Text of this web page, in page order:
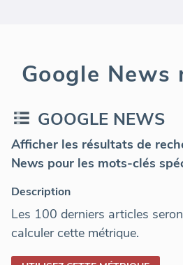
Google News
GOOGLE NEWS
Afficher les résultats de
News pour les mots-clés
Description
Les 100 derniers articles
calculer cette métrique.